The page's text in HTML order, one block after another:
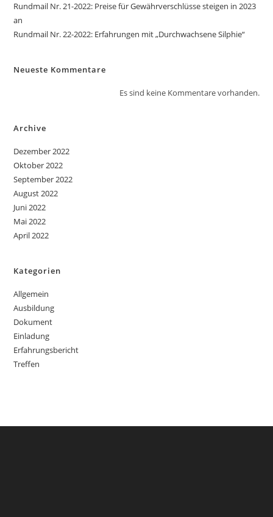
Rundmail Nr. 21-2022: Preise für Gewährverschlüsse steigen in 2023
an
Rundmail Nr. 22-2022: Erfahrungen mit „Durchwachsene Silphie“
Neueste Kommentare
Es sind keine Kommentare vorhanden.
Archive
Dezember 2022
Oktober 2022
September 2022
August 2022
Juni 2022
Mai 2022
April 2022
Kategorien
Allgemein
Ausbildung
Dokument
Einladung
Erfahrungsbericht
Treffen